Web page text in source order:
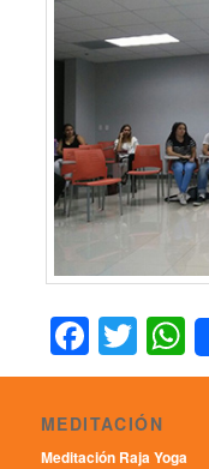
MEDITACIÓN
Meditación Raja Yoga